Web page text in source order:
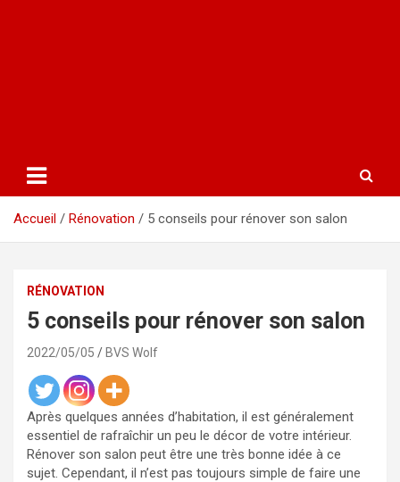
Accueil Rénovation 5 conseils pour rénover son salon
RÉNOVATION
5 conseils pour rénover son salon
2022/05/05 BVS Wolf
Après quelques années d’habitation, il est généralement
essentiel de rafraîchir un peu le décor de votre intérieur.
Rénover son salon peut être une très bonne idée à ce
sujet. Cependant, il n’est pas toujours simple de faire une